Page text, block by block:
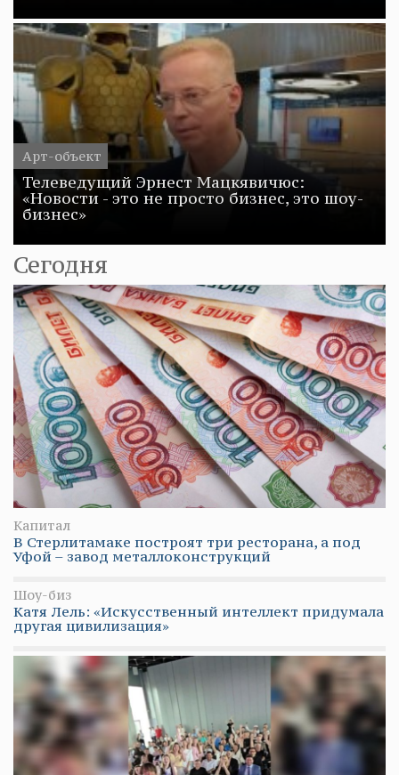
Арт-объект
Телеведущий Эрнест Мацкявичюс:
«Новости - это не просто бизнес, это шоу-
бизнес»
Сегодня
Капитал
В Стерлитамаке построят три ресторана, а под
Уфой – завод металлоконструкций
Шоу-биз
Катя Лель: «Искусственный интеллект придумала
другая цивилизация»